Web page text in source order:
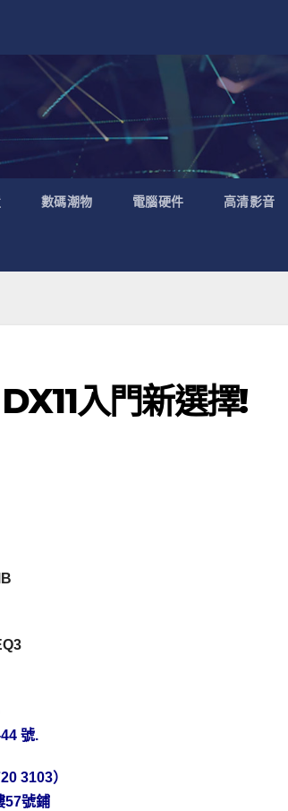
數碼潮物 電腦硬件 高清影音
入門新選擇!
號.
3103）
57號鋪